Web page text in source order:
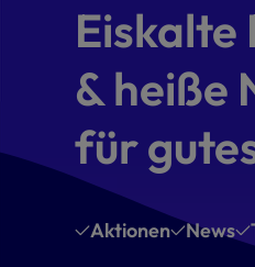
Eiskalte
& heiße
für
Aktionen News